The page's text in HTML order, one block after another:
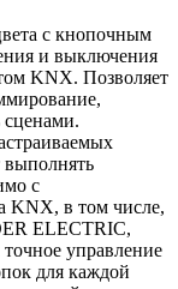
с кнопочным
и выключения
KNX. Позволяет
с
KNX, в том числе,
ELECTRIC,
управление
для каждой